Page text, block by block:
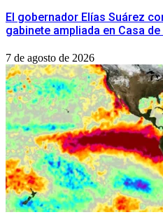
​El gobernador Elías Suárez
gabinete ampliada en Casa
7 de agosto de 2026